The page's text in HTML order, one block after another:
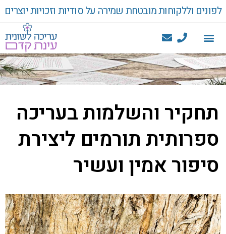
לפונים וללקוחות מובטחת שמירה על סודיות וזכויות יוצרים
תחקיר והשלמות בעריכה
ספרותית תורמים ליצירת
סיפור אמין ועשיר